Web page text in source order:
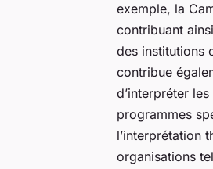
exemple, la
contribuant
des institutions
contribue
d’interpréter
programmes
l’interprétation
organisations